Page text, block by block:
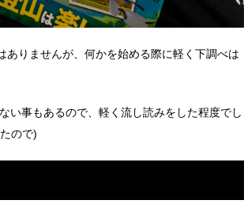
りませんが、何かを始める際に軽く下調べは
い事もあるので、軽く流し読みをした程度でし
ので)